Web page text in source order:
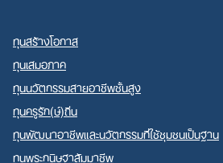
ทุนสร้างโอกาส
ทุนเสมอภาค
ทุนนวัตกรรมสายอาชีพชั้นสูง
ทุนครูรัก(ษ์)ถิ่น
ทุนพัฒนาอาชีพและนวัตกรรมที่ใช้ชุมชนเป็นฐาน
ทุนพระกนิษฐาสัมมาชีพ